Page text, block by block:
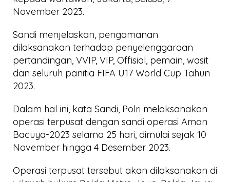
November 2023.
Sandi menjelaskan, pengamanan
dilaksanakan terhadap penyelenggaraan
pertandingan, VVIP, VIP, Offisial, pemain, wasit
dan seluruh panitia FIFA U17 World Cup Tahun
2023.
Dalam hal ini, kata Sandi, Polri melaksanakan
operasi terpusat dengan sandi operasi Aman
Bacuya-2023 selama 25 hari, dimulai sejak 10
November hingga 4 Desember 2023.
Operasi terpusat tersebut akan dilaksanakan di